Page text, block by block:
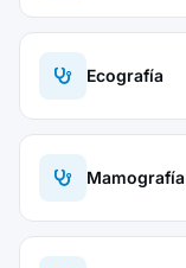
Ecografía
Mamografía